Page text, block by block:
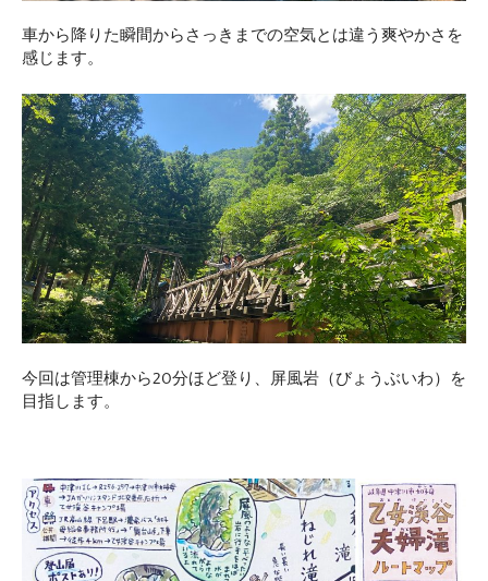
車から降りた瞬間からさっきまでの空気とは違う爽やかさを
感じます。
今回は管理棟から20分ほど登り、屏風岩（びょうぶいわ）を
目指します。